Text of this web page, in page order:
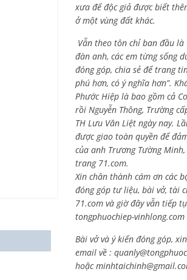
xưa để độc giả được biết
ở một vùng đất khác.
Vẫn theo tôn chỉ ban đầu là
đàn anh, các em từng sống
đóng góp, chia sẻ để trang
phú hơn, có ý nghĩa hơn”.
Phước Hiệp là bao gồm cả
rồi Nguyễn Thông, Trường
TH Lưu Văn Liệt ngày nay.
được giao toàn quyền để
của anh Trương Tường
trang 71.com.
Xin chân thành cám ơn các
đóng góp tư liệu, bài vở, tài
71.com và giờ đây vẫn tiếp
tongphuochiep-vinhlong.com
Bài vở và ý kiến đóng góp,
email về :
hoặc